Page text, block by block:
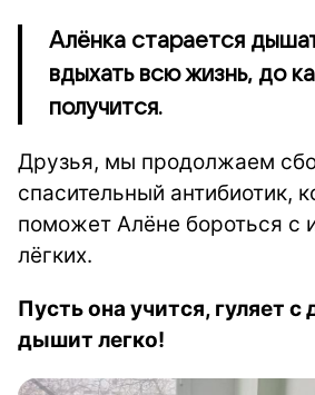
Алёнка старается
вдыхать всю жизнь, до
получится.
Друзья, мы продолжаем
спасительный антибиотик,
поможет Алёне бороться с
лёгких.
Пусть она учится, гуляет с
дышит легко!